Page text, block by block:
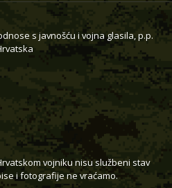
s javnošću i vojna glasila, p.p.
vojniku nisu službeni stav
i fotografije ne vraćamo.